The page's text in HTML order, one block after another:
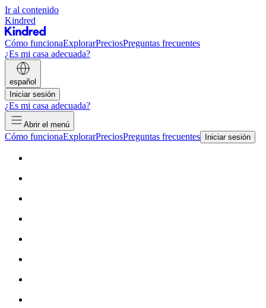
Ir al contenido
Kindred
Cómo funcionaExplorarPreciosPreguntas frecuentes
¿Es mi casa adecuada?
español
Iniciar sesión
¿Es mi casa adecuada?
Abrir el menú
Cómo funcionaExplorarPreciosPreguntas frecuentes Iniciar sesión